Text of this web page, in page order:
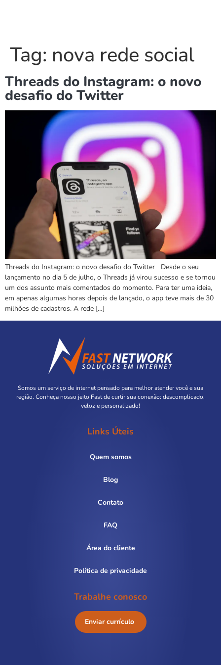
Tag: nova rede social
Threads do Instagram: o novo
desafio do Twitter
Threads do Instagram: o novo desafio do Twitter Desde o seu
lançamento no dia 5 de julho, o Threads já virou sucesso e se tornou
um dos assunto mais comentados do momento. Para ter uma ideia,
em apenas algumas horas depois de lançado, o app teve mais de 30
milhões de cadastros. A rede […]
Somos um serviço de internet pensado para melhor atender você e sua
região. Conheça nosso jeito Fast de curtir sua conexão: descomplicado,
veloz e personalizado!
Links Úteis
Quem somos
Blog
Contato
FAQ
Área do cliente
Política de privacidade
Trabalhe conosco
Enviar currículo